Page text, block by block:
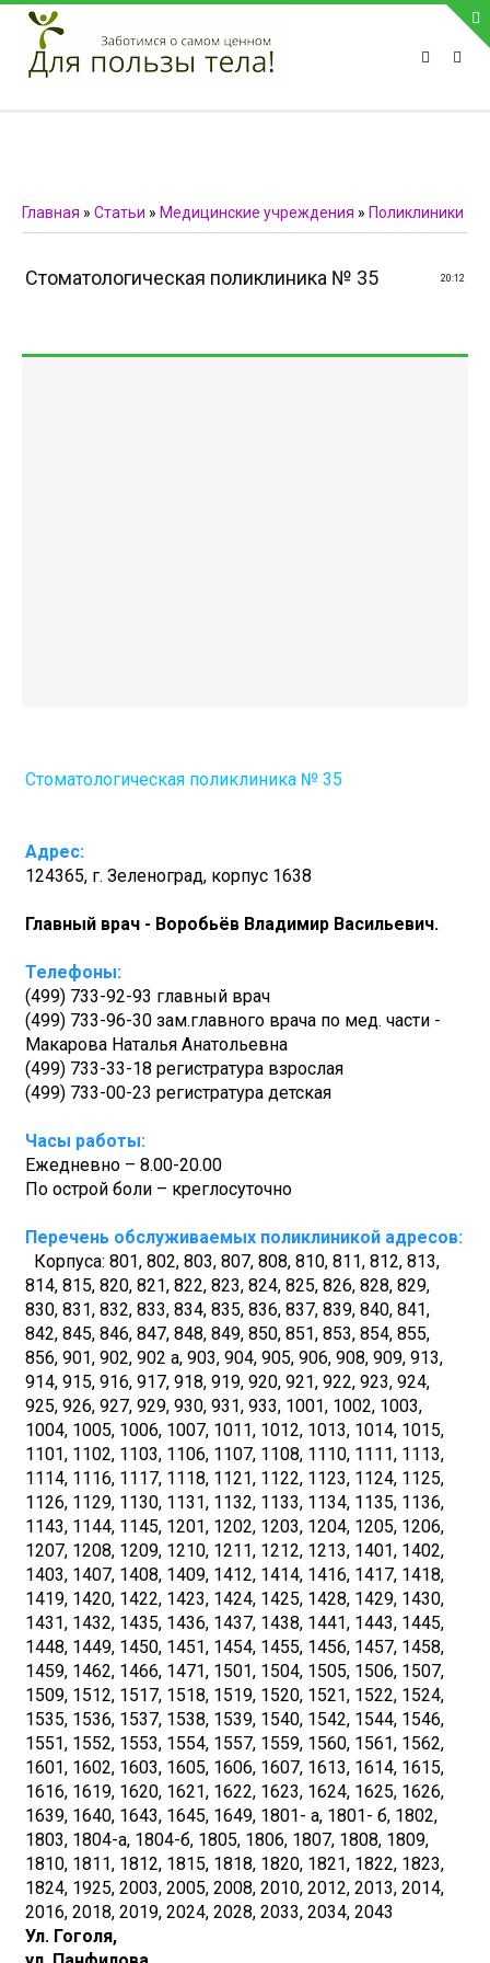
ПРИВЕТСТВУЕМ НА НАШЕМ САЙТЕ
Блок скоро обновится
Главная » Статьи » Медицинские учреждения » Поликлиники
20:12
Стоматологическая поликлиника № 35
Стоматологическая поликлиника № 35
Адрес:
124365, г. Зеленоград, корпус 1638
Главный врач - Воробьёв Владимир Васильевич.
Телефоны:
(499) 733-92-93 главный врач
(499) 733-96-30 зам.главного врача по мед. части -
Макарова Наталья Анатольевна
(499) 733-33-18 регистратура взрослая
(499) 733-00-23 регистратура детская
Часы работы:
Ежедневно – 8.00-20.00
По острой боли – креглосуточно
Перечень обслуживаемых поликлиникой адресов:
Корпуса: 801, 802, 803, 807, 808, 810, 811, 812, 813,
814, 815, 820, 821, 822, 823, 824, 825, 826, 828, 829,
830, 831, 832, 833, 834, 835, 836, 837, 839, 840, 841,
842, 845, 846, 847, 848, 849, 850, 851, 853, 854, 855,
856, 901, 902, 902 а, 903, 904, 905, 906, 908, 909, 913,
914, 915, 916, 917, 918, 919, 920, 921, 922, 923, 924,
925, 926, 927, 929, 930, 931, 933, 1001, 1002, 1003,
1004, 1005, 1006, 1007, 1011, 1012, 1013, 1014, 1015,
1101, 1102, 1103, 1106, 1107, 1108, 1110, 1111, 1113,
1114, 1116, 1117, 1118, 1121, 1122, 1123, 1124, 1125,
1126, 1129, 1130, 1131, 1132, 1133, 1134, 1135, 1136,
1143, 1144, 1145, 1201, 1202, 1203, 1204, 1205, 1206,
1207, 1208, 1209, 1210, 1211, 1212, 1213, 1401, 1402,
1403, 1407, 1408, 1409, 1412, 1414, 1416, 1417, 1418,
1419, 1420, 1422, 1423, 1424, 1425, 1428, 1429, 1430,
1431, 1432, 1435, 1436, 1437, 1438, 1441, 1443, 1445,
1448, 1449, 1450, 1451, 1454, 1455, 1456, 1457, 1458,
1459, 1462, 1466, 1471, 1501, 1504, 1505, 1506, 1507,
1509, 1512, 1517, 1518, 1519, 1520, 1521, 1522, 1524,
1535, 1536, 1537, 1538, 1539, 1540, 1542, 1544, 1546,
1551, 1552, 1553, 1554, 1557, 1559, 1560, 1561, 1562,
1601, 1602, 1603, 1605, 1606, 1607, 1613, 1614, 1615,
1616, 1619, 1620, 1621, 1622, 1623, 1624, 1625, 1626,
1639, 1640, 1643, 1645, 1649, 1801- а, 1801- б, 1802,
1803, 1804-а, 1804-б, 1805, 1806, 1807, 1808, 1809,
1810, 1811, 1812, 1815, 1818, 1820, 1821, 1822, 1823,
1824, 1925, 2003, 2005, 2008, 2010, 2012, 2013, 2014,
2016, 2018, 2019, 2024, 2028, 2033, 2034, 2043
Ул. Гоголя,